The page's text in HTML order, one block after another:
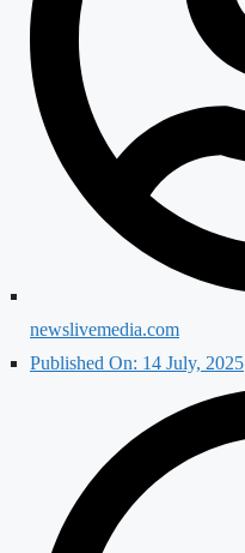
newslivemedia.com
Published On: 14 July, 2025